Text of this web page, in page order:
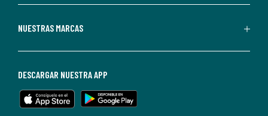
Redoute.
de
en
cualquier
NUESTRAS MARCAS
DESCARGAR NUESTRA APP